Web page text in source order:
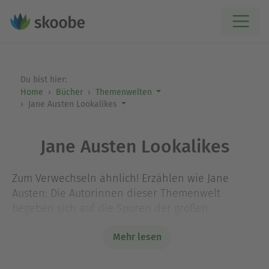
Du bist hier:
Home
Bücher
Themenwelten
Jane Austen Lookalikes
Jane Austen Lookalikes
Zum Verwechseln ähnlich! Erzählen wie Jane
Austen: Die Autorinnen dieser Themenwelt
Geschichte von Elizabeth Bennet und Mr. Darcy
Mehr lesen